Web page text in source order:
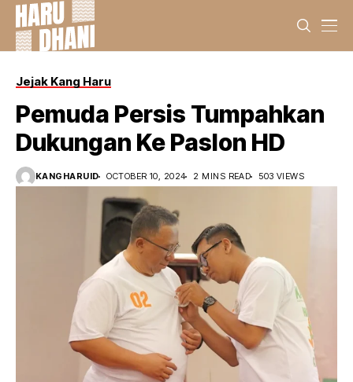
Jejak Kang Haru
Pemuda Persis Tumpahkan
Dukungan Ke Paslon HD
KANGHARUID OCTOBER 10, 2024 2 MINS READ 503 VIEWS